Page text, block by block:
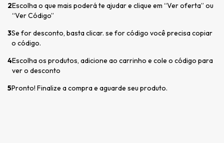
2Escolha o que mais poderá te ajudar e clique em “Ver oferta” ou
“Ver Código”
3Se for desconto, basta clicar. se for código você precisa copiar
o código.
4Escolha os produtos, adicione ao carrinho e cole o código para
ver o desconto
5Pronto! Finalize a compra e aguarde seu produto.